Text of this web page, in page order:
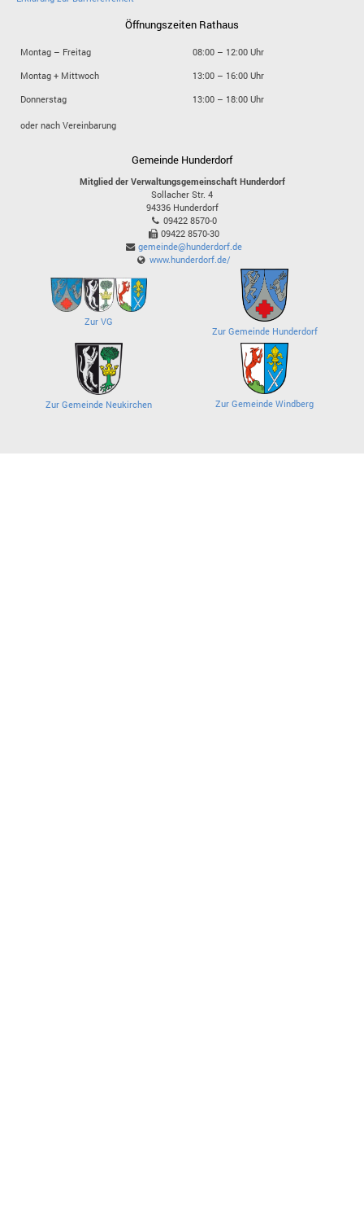
Öffnungszeiten Rathaus
Montag – Freitag
08:00 – 12:00 Uhr
Montag + Mittwoch
13:00 – 16:00 Uhr
Donnerstag
13:00 – 18:00 Uhr
oder nach Vereinbarung
Gemeinde Hunderdorf
Mitglied der Verwaltungsgemeinschaft Hunderdorf
Sollacher Str. 4
94336 Hunderdorf
09422 8570-0
09422 8570-30
gemeinde@hunderdorf.de
www.hunderdorf.de/
Zur VG
Zur Gemeinde Hunderdorf
Zur Gemeinde Neukirchen Zur Gemeinde Windberg